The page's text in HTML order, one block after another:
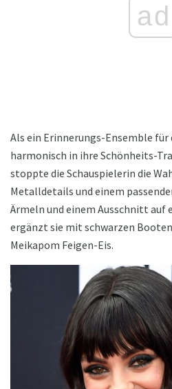
ad
Als ein Erinnerungs-Ensemble für
harmonisch in ihre Schönheits-
stoppte die Schauspielerin die
Metalldetails und einem
Ärmeln und einem Ausschnitt auf
ergänzt sie mit schwarzen
Meikapom Feigen-Eis.